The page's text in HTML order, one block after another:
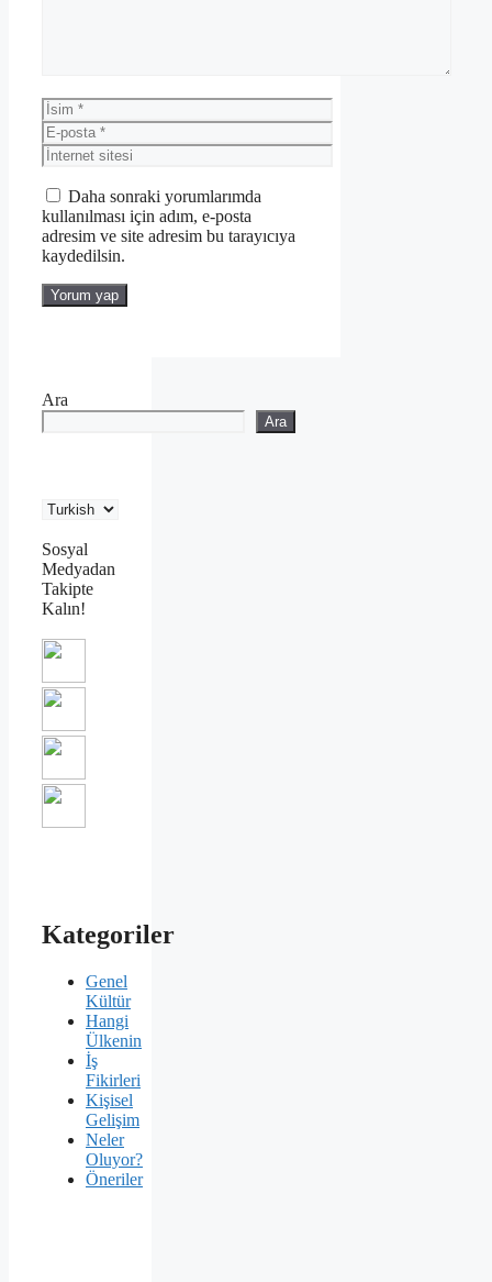
İsim
E-
posta
İnternet
sitesi
Daha sonraki yorumlarımda
kullanılması için adım, e-posta
adresim ve site adresim bu tarayıcıya
kaydedilsin.
Ara
Ara
Sosyal
Medyadan
Takipte
Kalın!
Kategoriler
Genel
Kültür
Hangi
Ülkenin
İş
Fikirleri
Kişisel
Gelişim
Neler
Oluyor?
Öneriler